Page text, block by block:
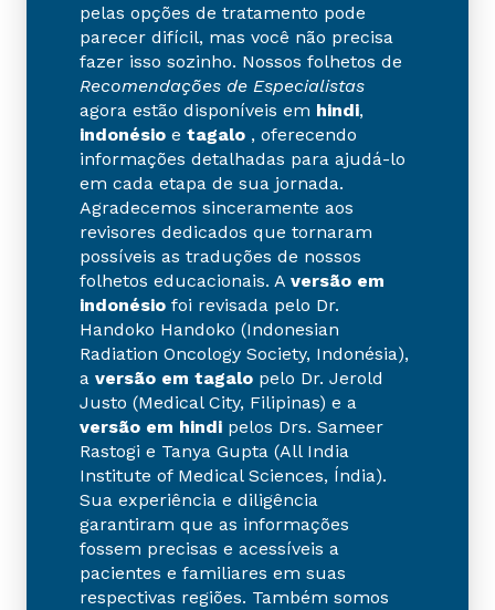
pelas opções de tratamento pode
parecer difícil, mas você não precisa
fazer isso sozinho. Nossos folhetos de
Recomendações de Especialistas
agora estão disponíveis em hindi,
indonésio e tagalo , oferecendo
informações detalhadas para ajudá-lo
em cada etapa de sua jornada.
Agradecemos sinceramente aos
revisores dedicados que tornaram
possíveis as traduções de nossos
folhetos educacionais. A versão em
indonésio foi revisada pelo Dr.
Handoko Handoko (Indonesian
Radiation Oncology Society, Indonésia),
a versão em tagalo pelo Dr. Jerold
Justo (Medical City, Filipinas) e a
versão em hindi pelos Drs. Sameer
Rastogi e Tanya Gupta (All India
Institute of Medical Sciences, Índia).
Sua experiência e diligência
garantiram que as informações
fossem precisas e acessíveis a
pacientes e familiares em suas
respectivas regiões. Também somos